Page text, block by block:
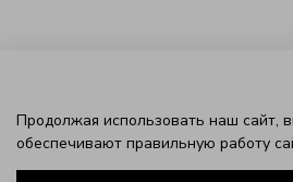
Продолжая использовать наш сайт,
обеспечивают правильную работу